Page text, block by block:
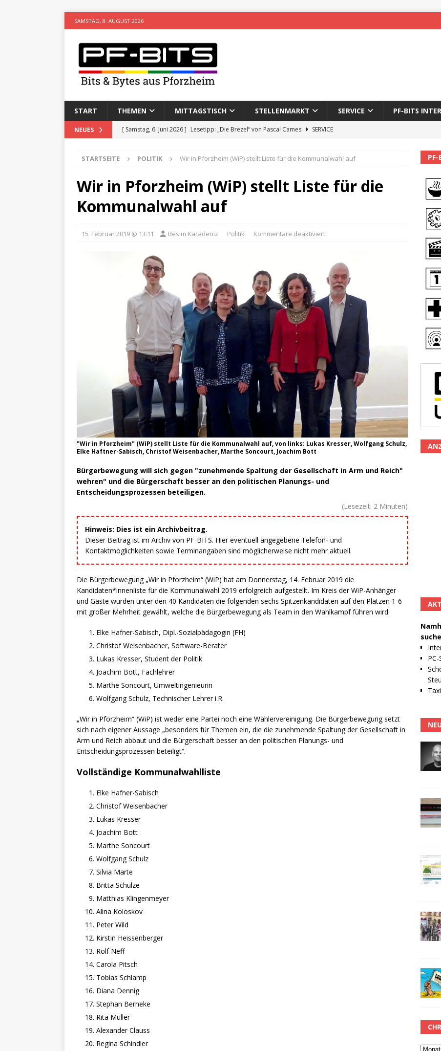
SAMSTAG, 8. AUGUST 2026
START THEMEN MITTAGSTISCH STELLENMARKT SERVICE PF-BITS
NEUES [ Samstag, 6. Juni 2026 ] Lesetipp: „Die Brezel“ von Pascal Cames
SERVICE
[ Sonntag, 15. Februar 2026 ]
Aufzeichnung des 65. Fasnetsumzugs Dillweißenstein
VERANSTALTUNGEN
[ Donnerstag, 11. Dezember 2025 ]
We’ll be back.
[ Mittwoch, 5. August 2026 ]
Besim Karadeniz: Der Mann hinter PF-Bits lebt nicht mehr
STARTSEITE POLITIK Wir in Pforzheim (WiP) stellt Liste für die Kommunalwahl auf
Wir in Pforzheim (WiP) stellt Liste für die
Kommunalwahl auf
15. Februar 2019 @ 13:11 Besim Karadeniz Politik Kommentare deaktiviert
"Wir in Pforzheim" (WiP) stellt Liste für die Kommunalwahl auf, von links: Lukas Kresser, Wolfgang Schulz,
Elke Haftner-Sabisch, Christof Weisenbacher, Marthe Soncourt, Joachim Bott
Bürgerbewegung will sich gegen "zunehmende Spaltung der Gesellschaft in Arm und Reich"
wehren" und die Bürgerschaft besser an den politischen Planungs- und
Entscheidungsprozessen beteiligen.
(Lesezeit: 2 Minuten)
Hinweis: Dies ist ein Archivbeitrag.
Dieser Beitrag ist im Archiv von PF-BITS. Hier eventuell angegebene Telefon- und
Kontaktmöglichkeiten sowie Terminangaben sind möglicherweise nicht mehr aktuell.
Die Bürgerbewegung „Wir in Pforzheim“ (WiP) hat am Donnerstag, 14. Februar 2019 die
Kandidaten*innenliste für die Kommunalwahl 2019 erfolgreich aufgestellt. Im Kreis der WiP-Anhänger
und Gäste wurden unter den 40 Kandidaten die folgenden sechs Spitzenkandidaten auf den Plätzen 1-6
mit großer Mehrheit gewählt, welche die Bürgerbewegung als Team in den Wahlkampf führen wird:
Elke Hafner-Sabisch, Dipl.-Sozialpädagogin (FH)
Christof Weisenbacher, Software-Berater
Lukas Kresser, Student der Politik
Joachim Bott, Fachlehrer
Marthe Soncourt, Umweltingenieurin
Wolfgang Schulz, Technischer Lehrer i.R.
„Wir in Pforzheim“ (WiP) ist weder eine Partei noch eine Wählervereinigung. Die Bürgerbewegung setzt
sich nach eigener Aussage „besonders für Themen ein, die die zunehmende Spaltung der Gesellschaft in
Arm und Reich abbaut und die Bürgerschaft besser an den politischen Planungs- und
Entscheidungsprozessen beteiligt“.
Vollständige Kommunalwahlliste
Elke Hafner-Sabisch
Christof Weisenbacher
Lukas Kresser
Joachim Bott
Marthe Soncourt
Wolfgang Schulz
Silvia Marte
Britta Schulze
Matthias Klingenmeyer
Alina Koloskov
Peter Wild
Kirstin Heissenberger
Rolf Neff
Carola Pitsch
Tobias Schlamp
Diana Dennig
Stephan Berneke
Rita Müller
Alexander Clauss
Regina Schindler
PF-